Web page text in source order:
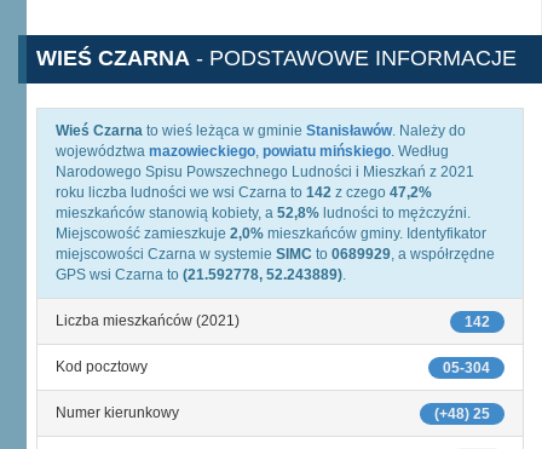
WIEŚ CZARNA - PODSTAWOWE INFORMACJE
Wieś Czarna to wieś leżąca w gminie Stanisławów. Należy do
województwa mazowieckiego, powiatu mińskiego. Według
Narodowego Spisu Powszechnego Ludności i Mieszkań z 2021
roku liczba ludności we wsi Czarna to 142 z czego 47,2%
mieszkańców stanowią kobiety, a 52,8% ludności to mężczyźni.
Miejscowość zamieszkuje 2,0% mieszkańców gminy. Identyfikator
miejscowości Czarna w systemie SIMC to 0689929, a współrzędne
GPS wsi Czarna to (21.592778, 52.243889).
142
Liczba mieszkańców (2021)
05-304
Kod pocztowy
(+48) 25
Numer kierunkowy